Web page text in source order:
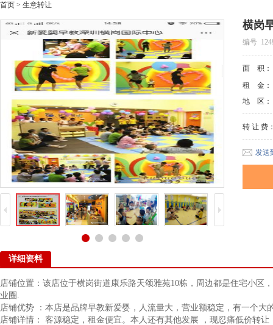
首页 > 生意转让
横岗
编号
面 积：
租 金：
地 区：
转 让 费
发送
详细资料
店铺位置：该店位于横岗街道康乐路天颂雅苑10栋，周边都是住宅小
业圈.
店铺优势 ：本店是品牌早教新爱婴，人流量大，营业额稳定，有一个
店铺详情： 客源稳定，租金便宜。本人还有其他发展 ，现忍痛低价转